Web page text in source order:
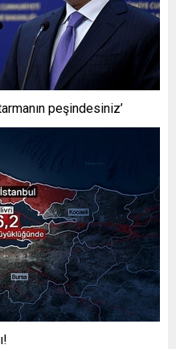
peşindesiniz’